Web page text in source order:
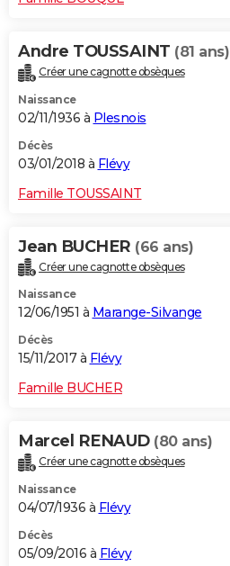
Andre TOUSSAINT (81 ans)
Créer une cagnotte obsèques
Naissance
02/11/1936 à Plesnois
Décès
03/01/2018 à Flévy
Famille TOUSSAINT
Jean BUCHER (66 ans)
Créer une cagnotte obsèques
Naissance
12/06/1951 à Marange-Silvange
Décès
15/11/2017 à Flévy
Famille BUCHER
Marcel RENAUD (80 ans)
Créer une cagnotte obsèques
Naissance
04/07/1936 à Flévy
Décès
05/09/2016 à Flévy